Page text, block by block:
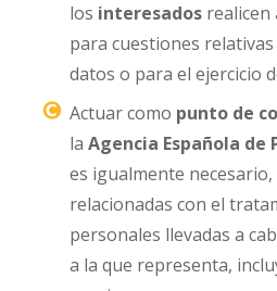
los interesados realicen
para cuestiones
datos o para el ejercicio
Actuar como punto de
la Agencia Española de
es igualmente
relacionadas con el
personales llevadas a
a la que representa,